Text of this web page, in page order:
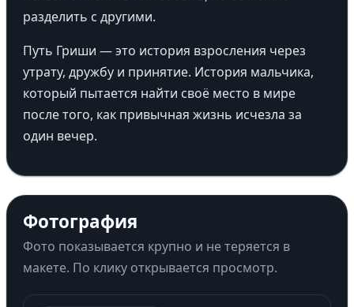
разделить с другими.
Путь Гриши — это история взросления через
утрату, дружбу и принятие. История мальчика,
который пытается найти своё место в мире
после того, как привычная жизнь исчезла за
один вечер.
Фотография
Фото показывается крупно и не теряется в
макете. По клику открывается просмотр.